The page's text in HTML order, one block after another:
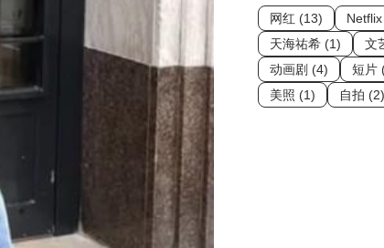
网红 (13)
天海祐希 (1)
文
动画剧 (4)
短片
美照 (1)
自拍 (2)